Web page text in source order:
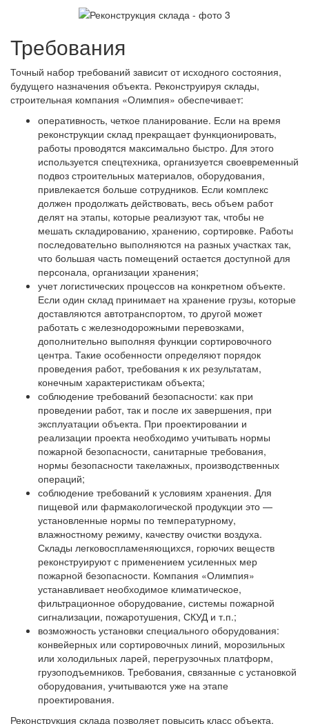
Требования
Точный набор требований зависит от исходного состояния,
будущего назначения объекта. Реконструируя склады,
строительная компания «Олимпия» обеспечивает:
оперативность, четкое планирование. Если на время
реконструкции склад прекращает функционировать,
работы проводятся максимально быстро. Для этого
используется спецтехника, организуется своевременный
подвоз строительных материалов, оборудования,
привлекается больше сотрудников. Если комплекс
должен продолжать действовать, весь объем работ
делят на этапы, которые реализуют так, чтобы не
мешать складированию, хранению, сортировке. Работы
последовательно выполняются на разных участках так,
что большая часть помещений остается доступной для
персонала, организации хранения;
учет логистических процессов на конкретном объекте.
Если один склад принимает на хранение грузы, которые
доставляются автотранспортом, то другой может
работать с железнодорожными перевозками,
дополнительно выполняя функции сортировочного
центра. Такие особенности определяют порядок
проведения работ, требования к их результатам,
конечным характеристикам объекта;
соблюдение требований безопасности: как при
проведении работ, так и после их завершения, при
эксплуатации объекта. При проектировании и
реализации проекта необходимо учитывать нормы
пожарной безопасности, санитарные требования,
нормы безопасности такелажных, производственных
операций;
соблюдение требований к условиям хранения. Для
пищевой или фармакологической продукции это —
установленные нормы по температурному,
влажностному режиму, качеству очистки воздуха.
Склады легковоспламеняющихся, горючих веществ
реконструируют с применением усиленных мер
пожарной безопасности. Компания «Олимпия»
устанавливает необходимое климатическое,
фильтрационное оборудование, системы пожарной
сигнализации, пожаротушения, СКУД и т.п.;
возможность установки специального оборудования:
конвейерных или сортировочных линий, морозильных
или холодильных ларей, перегрузочных платформ,
грузоподъемников. Требования, связанные с установкой
оборудования, учитываются уже на этапе
проектирования.
Реконструкция склада позволяет повысить класс объекта,